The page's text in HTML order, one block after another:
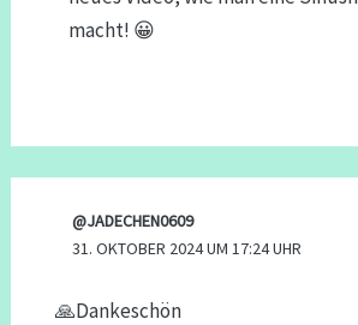
macht! 😀
@JADECHEN0609
31. OKTOBER 2024 UM 17:24 UHR
🙏Dankeschön